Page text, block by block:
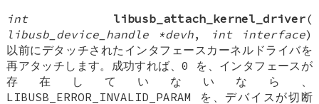
int
libusb_attach_kernel_driver(
libusb_device_handle *devh, int interface)
以前にデタッチされたインタフェースカーネルドライバを
再アタッチします。成功すれば、0 を、インタフェースが
存在していないなら、
LIBUSB_ERROR_INVALID_PARAM を、デバイスが切断